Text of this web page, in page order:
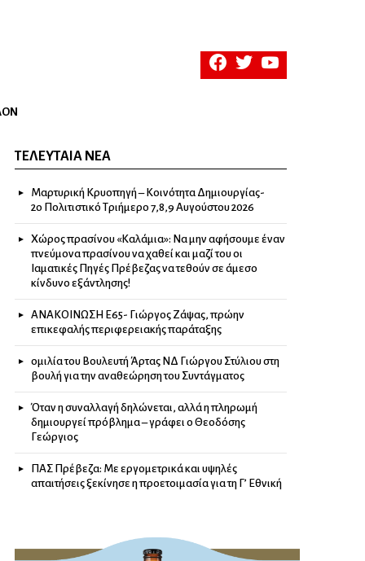
facebooktwitteryoutube
ΤΕΛΕΥΤΑΊΑ ΝΈΑ
Μαρτυρική Κρυοπηγή – Κοινότητα Δημιουργίας-
2ο Πολιτιστικό Τριήμερο 7,8,9 Αυγούστου 2026
Χώρος πρασίνου «Καλάμια»: Να μην αφήσουμε έναν
πνεύμονα πρασίνου να χαθεί και μαζί του οι
Ιαματικές Πηγές Πρέβεζας να τεθούν σε άμεσο
κίνδυνο εξάντλησης!
ΑΝΑΚΟΙΝΩΣΗ Ε65- Γιώργος Ζάψας, πρώην
επικεφαλής περιφερειακής παράταξης
ομιλία του Βουλευτή Άρτας ΝΔ Γιώργου Στύλιου στη
βουλή για την αναθεώρηση του Συντάγματος
Όταν η συναλλαγή δηλώνεται, αλλά η πληρωμή
δημιουργεί πρόβλημα – γράφει ο Θεοδόσης
Γεώργιος
ΠΑΣ Πρέβεζα: Με εργομετρικά και υψηλές
απαιτήσεις ξεκίνησε η προετοιμασία για τη Γ’ Εθνική